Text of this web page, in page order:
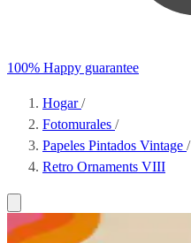
100% Happy guarantee
Hogar/
Fotomurales /
Papeles Pintados Vintage /
Retro Ornaments VIII